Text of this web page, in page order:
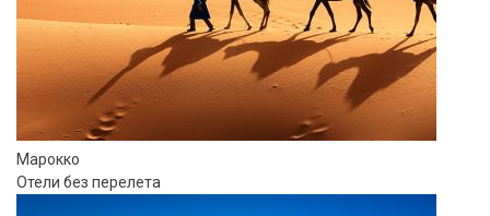
Марокко
Отели без перелета